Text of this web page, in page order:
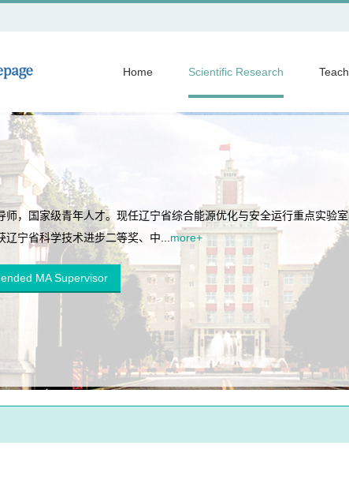
Home Scientific Research
，国家级青年人才。现任辽宁省综合能源优化与安全运行重点实验
宁省科学技术进步二等奖、中... more+
MA Supervisor